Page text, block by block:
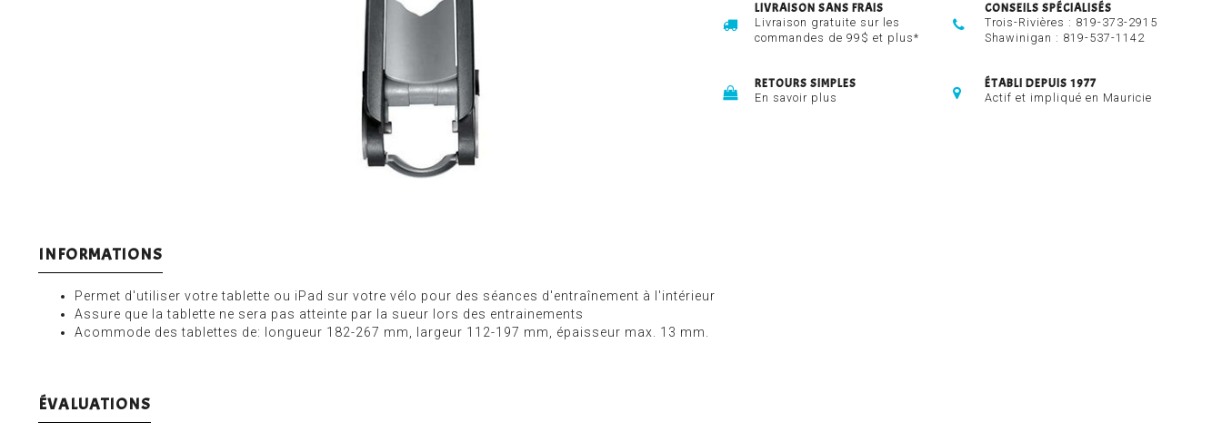
LIVRAISON SANS FRAIS
Livraison gratuite sur les
commandes de 99$ et plus*
CONSEILS SPÉCIALISÉS
Trois-Rivières : 819-373-2915
Shawinigan : 819-537-1142
RETOURS SIMPLES
En savoir plus
ÉTABLI DEPUIS 1977
Actif et impliqué en Mauricie
INFORMATIONS
Permet d'utiliser votre tablette ou iPad sur votre vélo pour des séances d'entraînement à l'intérieur
Assure que la tablette ne sera pas atteinte par la sueur lors des entrainements
Acommode des tablettes de: longueur 182-267 mm, largeur 112-197 mm, épaisseur max. 13 mm.
ÉVALUATIONS